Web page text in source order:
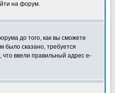
на форум.
до того, как вы сможете
было сказано, требуется
что ввели правильный адрес e-